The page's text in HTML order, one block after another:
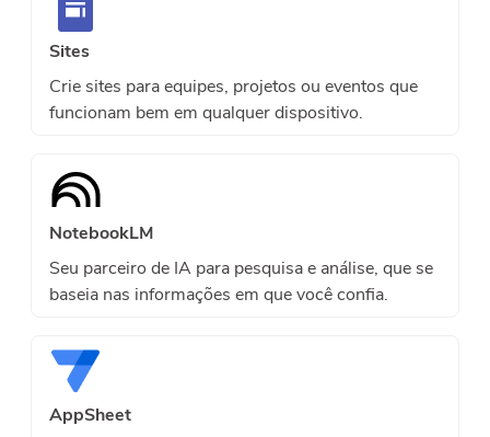
Sites
Crie sites para equipes, projetos ou eventos que
funcionam bem em qualquer dispositivo.
NotebookLM
Seu parceiro de IA para pesquisa e análise, que se
baseia nas informações em que você confia.
AppSheet